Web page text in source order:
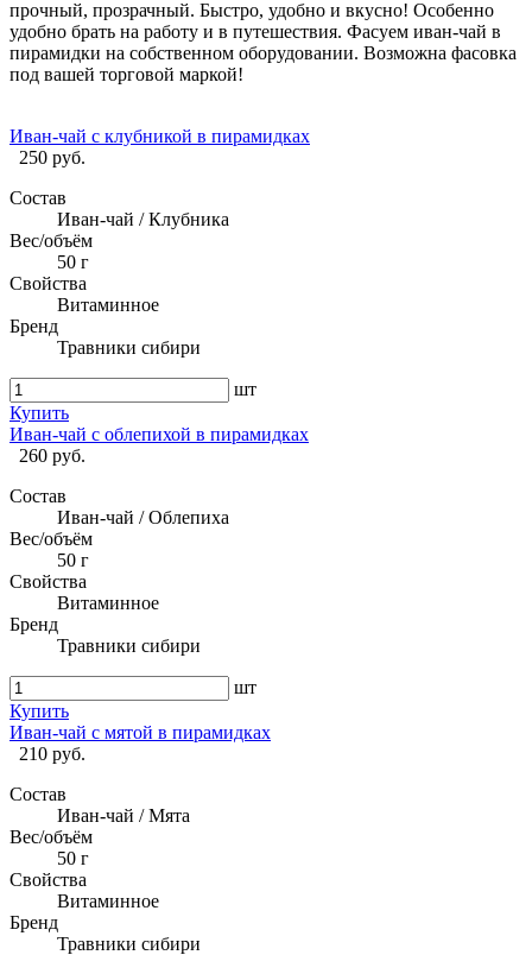
прочный, прозрачный. Быстро, удобно и вкусно! Особенно
удобно брать на работу и в путешествия. Фасуем иван-чай в
пирамидки на собственном оборудовании. Возможна фасовка
под вашей торговой маркой!
Иван-чай с клубникой в пирамидках
250 руб.
Состав
Иван-чай / Клубника
Вес/объём
50 г
Свойства
Витаминное
Бренд
Травники сибири
шт
Купить
Иван-чай с облепихой в пирамидках
260 руб.
Состав
Иван-чай / Облепиха
Вес/объём
50 г
Свойства
Витаминное
Бренд
Травники сибири
шт
Купить
Иван-чай с мятой в пирамидках
210 руб.
Состав
Иван-чай / Мята
Вес/объём
50 г
Свойства
Витаминное
Бренд
Травники сибири